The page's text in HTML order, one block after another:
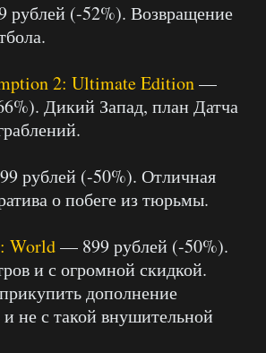
рублей (-52%). Возвращение
2: Ultimate Edition—
Дикий Запад, план Датча
рублей (-50%). Отличная
о побеге из тюрьмы.
World— 899 рублей (-50%).
и с огромной скидкой.
дополнение
и не с такой внушительной